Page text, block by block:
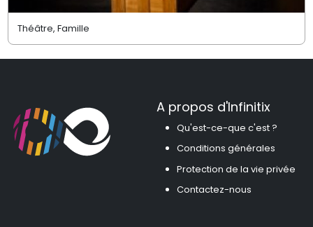
Théâtre, Famille
A propos d'Infinitix
Qu'est-ce-que c'est ?
Conditions générales
Protection de la vie privée
Contactez-nous